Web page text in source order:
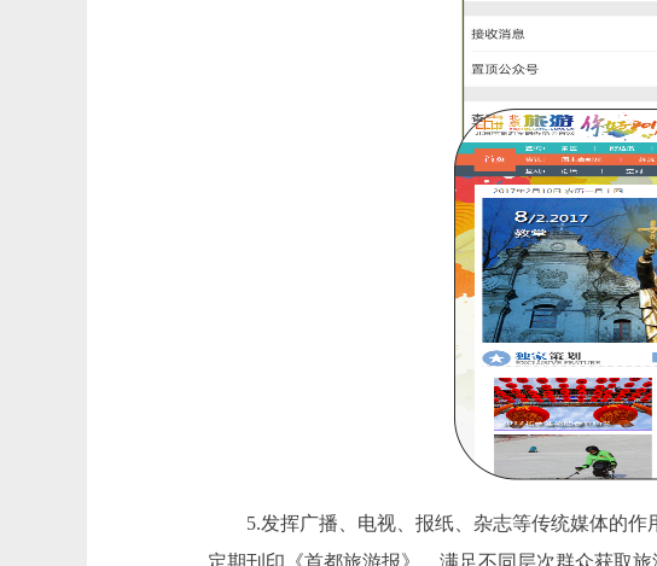
5.发挥广播、电视、报纸、杂志等传统媒体的作
定期刊印《首都旅游报》，满足不同层次群众获取旅